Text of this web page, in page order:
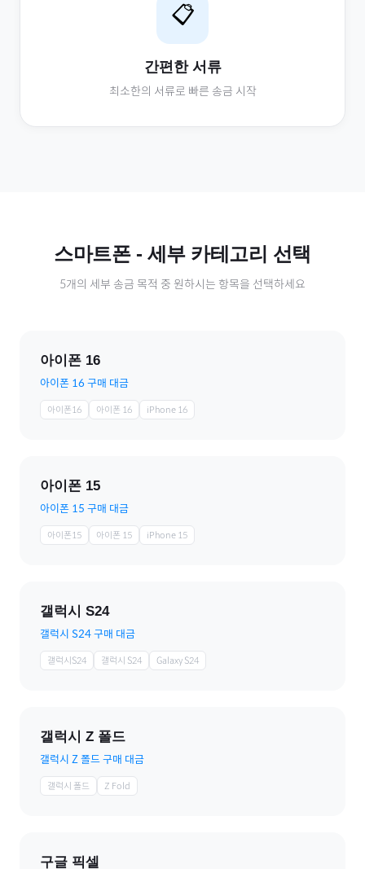
📋
간편한 서류
최소한의 서류로 빠른 송금 시작
스마트폰- 세부 카테고리 선택
5개의 세부 송금 목적 중 원하시는 항목을 선택하세요
아이폰 16
아이폰 16 구매 대금
아이폰16 아이폰 16 iPhone 16
아이폰 15
아이폰 15 구매 대금
아이폰15 아이폰 15 iPhone 15
갤럭시 S24
갤럭시 S24 구매 대금
갤럭시S24 갤럭시 S24 Galaxy S24
갤럭시 Z 폴드
갤럭시 Z 폴드 구매 대금
갤럭시 폴드 Z Fold
구글 픽셀